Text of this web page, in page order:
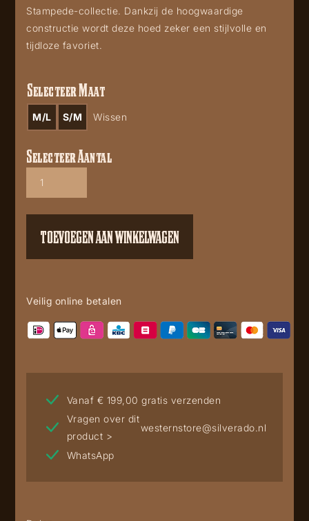
Stampede-collectie. Dankzij de hoogwaardige
constructie wordt deze hoed zeker een stijlvolle en
tijdloze favoriet.
Selecteer Maat
M/L S/M Wissen
Aquamarine
Selecteer Aantal
TOEVOEGEN AAN WINKELWAGEN
Veilig online betalen
Vanaf € 199,00 gratis verzenden
Vragen over dit
product >
westernstore@silverado.nl
WhatsApp